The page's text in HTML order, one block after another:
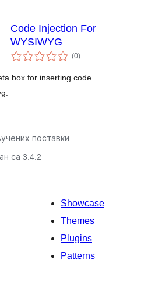
Code Injection For
WYSIWYG
(0укупних
оцена
)
box for inserting code
поставки
са 3.4.2
Showcase
Themes
Plugins
Patterns